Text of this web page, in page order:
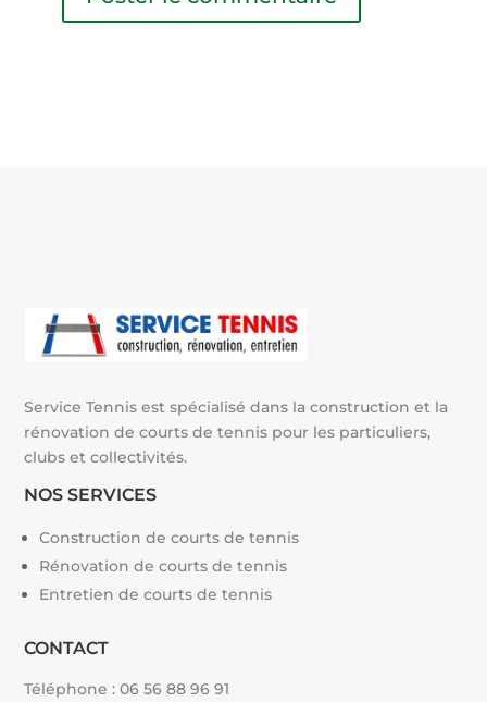
Service Tennis est spécialisé dans la construction et la
rénovation de courts de tennis pour les particuliers,
clubs et collectivités.
NOS SERVICES
Construction de courts de tennis
Rénovation de courts de tennis
Entretien de courts de tennis
CONTACT
Téléphone :06 56 88 96 91